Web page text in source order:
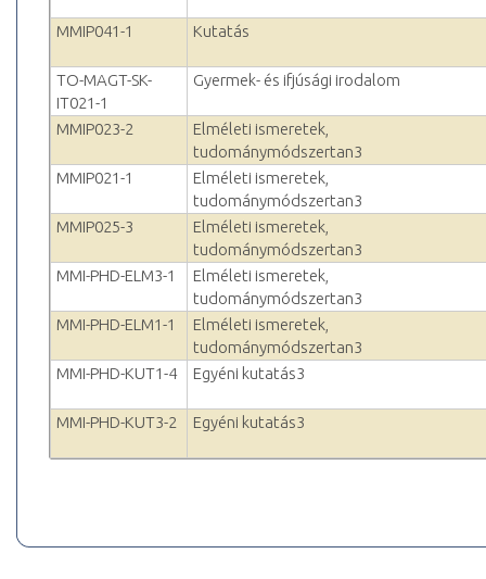
MMIP041-1 Kutatás
TO-MAGT-SK-
IT021-1
Gyermek- és ifjúsági irodalom
MMIP023-2
Elméleti ismeretek,
tudománymódszertan3
MMIP021-1
Elméleti ismeretek,
tudománymódszertan3
MMIP025-3
Elméleti ismeretek,
tudománymódszertan3
MMI-PHD-ELM3-1
Elméleti ismeretek,
tudománymódszertan3
MMI-PHD-ELM1-1
Elméleti ismeretek,
tudománymódszertan3
MMI-PHD-KUT1-4
Egyéni kutatás3
MMI-PHD-KUT3-2 Egyéni kutatás3